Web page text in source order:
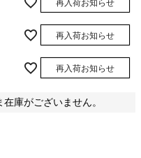
再入荷お知らせ
再入荷お知らせ
再入荷お知らせ
庫がございません。